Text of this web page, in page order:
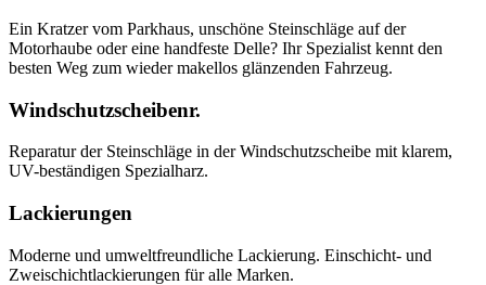
Ein Kratzer vom Parkhaus, unschöne Steinschläge auf der
Motorhaube oder eine handfeste Delle? Ihr Spezialist kennt den
besten Weg zum wieder makellos glänzenden Fahrzeug.
Windschutzscheibenr.
Reparatur der Steinschläge in der Windschutzscheibe mit klarem,
UV-beständigen Spezialharz.
Lackierungen
Moderne und umweltfreundliche Lackierung. Einschicht- und
Zweischichtlackierungen für alle Marken.